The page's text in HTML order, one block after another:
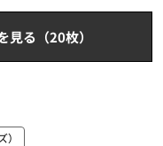
見る（20枚）